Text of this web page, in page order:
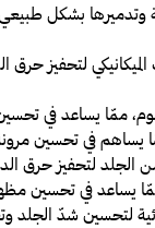
وتدميرها بشكل
الميكانيكي
، ممّا يساعد في
يساهم فيتحسين
الجلد لتحفيز حرق
يساعد فيتحسين
لتحسين شدّ الجلد